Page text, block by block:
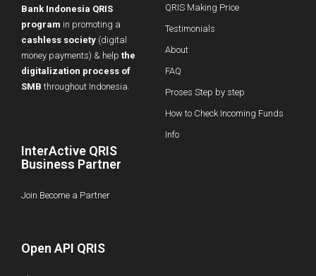
Bank Indonesia QRIS
program in promoting a
cashless society (digital
money payments) & help the
digitalization process of
SMB throughout Indonesia.
InterActive QRIS
Business Partner
Join Become a Partner
QRIS Making Price
Testimonials
About
FAQ
Proses Step by step
How to Check Incoming Funds
Info
Open API QRIS